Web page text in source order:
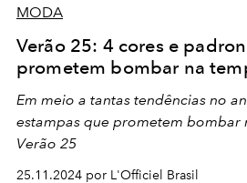
MODA
Verão 25: 4 cores e
prometem bombar na
Em meio a tantas tendências no
estampas que prometem bombar
Verão 25
25.11.2024 por L'Officiel Brasil